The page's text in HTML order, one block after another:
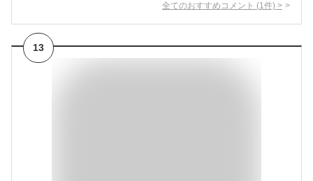
全てのおすすめコメント (1 件) >
13